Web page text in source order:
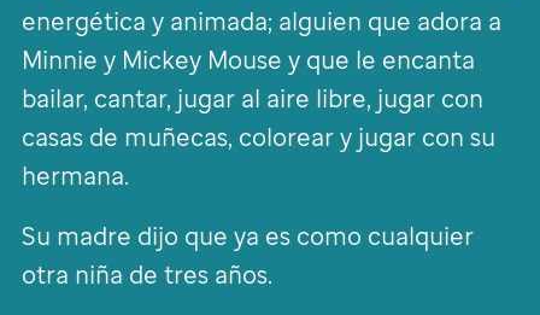
energética y animada; alguien que adora a
Minnie y Mickey Mouse y que le encanta
bailar, cantar, jugar al aire libre, jugar con
casas de muñecas, colorear y jugar con su
hermana.
Su madre dijo que ya es como cualquier
otra niña de tres años.